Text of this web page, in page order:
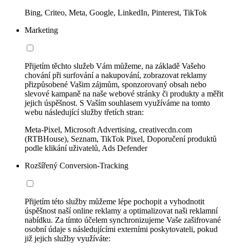
Bing, Criteo, Meta, Google, LinkedIn, Pinterest, TikTok
Marketing
Přijetím těchto služeb Vám můžeme, na základě Vašeho
chování při surfování a nakupování, zobrazovat reklamy
přizpůsobené Vašim zájmům, sponzorovaný obsah nebo
slevové kampaně na naše webové stránky či produkty a měřit
jejich úspěšnost. S Vaším souhlasem využíváme na tomto
webu následující služby třetích stran:
Meta-Pixel, Microsoft Advertising, creativecdn.com
(RTBHouse), Seznam, TikTok Pixel, Doporučení produktů
podle klikání uživatelů, Ads Defender
Rozšířený Conversion-Tracking
Přijetím této služby můžeme lépe pochopit a vyhodnotit
úspěšnost naší online reklamy a optimalizovat naši reklamní
nabídku. Za tímto účelem synchronizujeme Vaše zašifrované
osobní údaje s následujícími externími poskytovateli, pokud
již jejich služby využíváte: